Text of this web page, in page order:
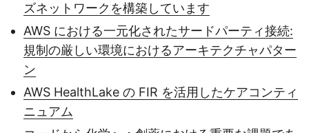
ズネットワークを構築しています
AWS における一元化されたサードパーティ接続:
規制の厳しい環境におけるアーキテクチャパター
ン
AWS HealthLake の FIR を活用したケアコンティ
ニュアム